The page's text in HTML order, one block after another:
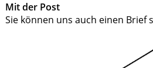
Mit der Post
Sie können uns auch einen Brief